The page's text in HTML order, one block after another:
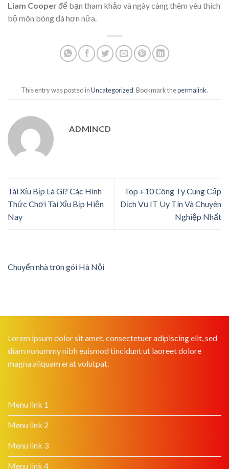
Liam Cooperđể bạn tham khảo và ngày càng thêm yêu thích
bộ môn bóng đá hơn nữa.
This entry was posted inUncategorized. Bookmark thepermalink.
ADMINCD
Tài Xỉu Bịp Là Gì? Các Hình
Thức Chơi Tài Xỉu Bịp Hiện
Nay
Top +10 Công Ty Cung Cấp
Dịch Vụ IT Uy Tín Và Chuyên
Nghiệp Nhất
Chuyển nhà trọn gói Hà Nội
Lorem ipsum dolor sit amet, consectetuer adipiscing elit, sed
diam nonummy nibh euismod tincidunt ut laoreet dolore
magna aliquam erat volutpat.
Menu link 1
Menu link 2
Menu link 3
Menu link 4